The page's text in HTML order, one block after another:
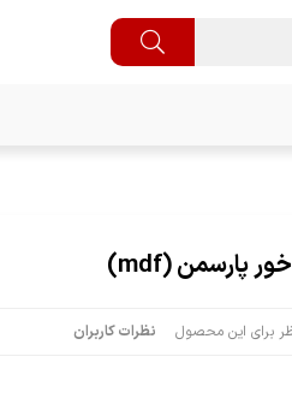
برای این محصول نظرات کاربران